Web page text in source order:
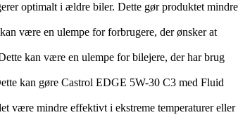
optimalt i ældre biler. Dette gør produktet mindre
være en ulempe for forbrugere, der ønsker at
kan være en ulempe for bilejere, der har brug
kan gøre Castrol EDGE 5W-30 C3 med Fluid
være mindre effektivt i ekstreme temperaturer eller